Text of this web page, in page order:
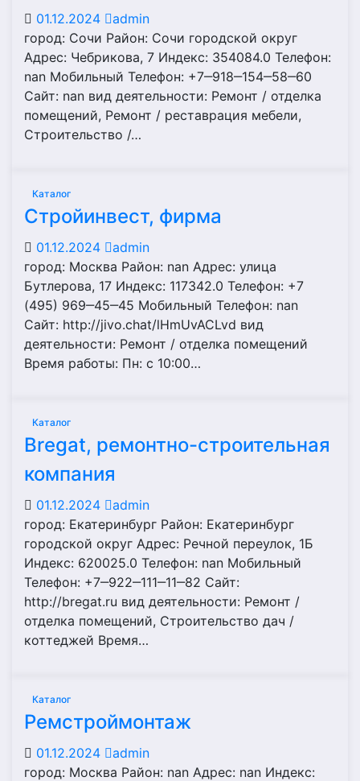
01.12.2024
admin
город: Сочи Район: Сочи городской округ
Адрес: Чебрикова, 7 Индекс: 354084.0 Телефон:
nan Мобильный Телефон: +7‒918‒154‒58‒60
Сайт: nan вид деятельности: Ремонт / отделка
помещений, Ремонт / реставрация мебели,
Строительство /…
Каталог
Стрoйинвест, фирма
01.12.2024
admin
город: Москва Район: nan Адрес: улица
Бутлерова, 17 Индекс: 117342.0 Телефон: +7
(495) 969‒45‒45 Мобильный Телефон: nan
Сайт: http://jivo.chat/lHmUvACLvd вид
деятельности: Ремонт / отделка помещений
Время работы: Пн: с 10:00…
Каталог
Bregat, ремонтно-строительная
компания
01.12.2024
admin
город: Екатеринбург Район: Екатеринбург
городской округ Адрес: Речной переулок, 1Б
Индекс: 620025.0 Телефон: nan Мобильный
Телефон: +7‒922‒111‒11‒82 Сайт:
http://bregat.ru вид деятельности: Ремонт /
отделка помещений, Строительство дач /
коттеджей Время…
Каталог
Ремстроймонтаж
01.12.2024
admin
город: Москва Район: nan Адрес: nan Индекс: